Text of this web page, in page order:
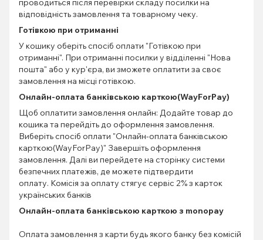
проводиться після перевірки складу посилки на
відповідність замовлення та товарному чеку.
Готівкою при отриманні
У кошику оберіть спосіб оплати "Готівкою при
отриманні". При отриманні посилки у відділенні "Нова
пошта" або у кур'єра, ви зможете оплатити за своє
замовлення на місці готівкою.
Онлайн-оплата банківською карткою(WayForPay)
Щоб оплатити замовлення онлайн: Додайте товар до
кошика та перейдіть до оформлення замовлення.
Виберіть спосіб оплати "Онлайн-оплата банківською
карткою(WayForPay)" Завершіть оформлення
замовлення. Далі ви перейдете на сторінку системи
безпечних платежів, де можете підтвердити
оплату. Комісія за оплату стягує сервіс 2% з карток
українських банків
Онлайн-оплата банківською карткою з monopay
Оплата замовлення з карти будь якого банку без комісій